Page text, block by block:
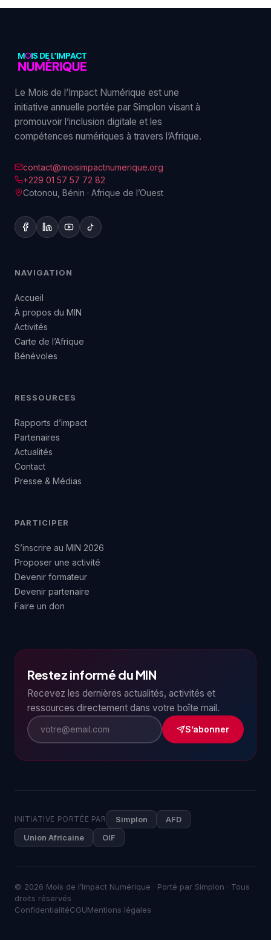
Le Mois de l’Impact Numérique est une
initiative annuelle portée par Simplon visant à
promouvoir l’inclusion digitale et les
compétences numériques à travers l’Afrique.
contact@moisimpactnumerique.org
+229 01 57 57 72 82
Cotonou, Bénin · Afrique de l’Ouest
NAVIGATION
Accueil
À propos du MIN
Activités
Carte de l’Afrique
Bénévoles
RESSOURCES
Rapports d’impact
Partenaires
Actualités
Contact
Presse & Médias
PARTICIPER
S’inscrire au MIN 2026
Proposer une activité
Devenir formateur
Devenir partenaire
Faire un don
Restez informé du MIN
Recevez les dernières actualités, activités et
ressources directement dans votre boîte mail.
S’abonner
INITIATIVE PORTÉE PAR Simplon
AFD
Union Africaine
OIF
© 2026 Mois de l’Impact Numérique · Porté par Simplon · Tous
droits réservés
ConfidentialitéCGUMentions légales